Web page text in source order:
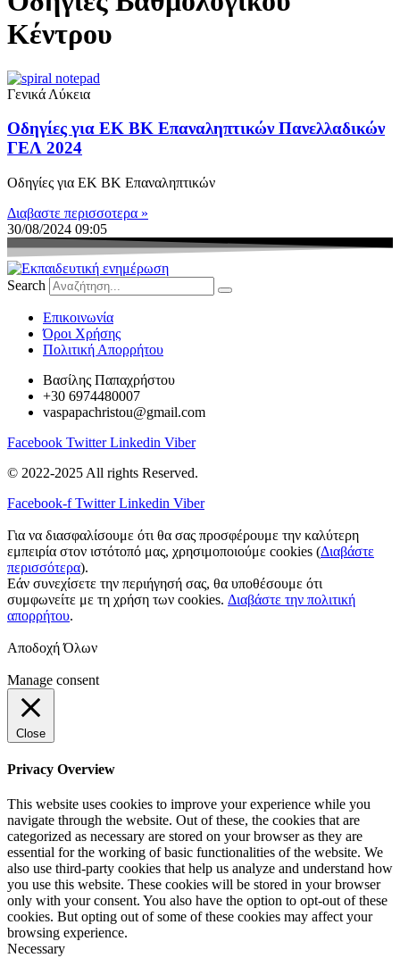
Κέντρου
Γενικά Λύκεια
Οδηγίες για ΕΚ ΒΚ Επαναληπτικών Πανελλαδικών
ΓΕΛ 2024
Οδηγίες για ΕΚ ΒΚ Επαναληπτικών
Διαβαστε περισσοτερα »
30/08/2024 09:05
Search
Eπικοινωνία
Όροι Χρήσης
Πολιτική Απορρήτου
Βασίλης Παπαχρήστου
+30 6974480007
vaspapachristou@gmail.com
Facebook Twitter Linkedin Viber
© 2022-2025 All rights Reserved.
Facebook-f Twitter Linkedin Viber
Για να διασφαλίσουμε ότι θα σας προσφέρουμε την καλύτερη
εμπειρία στον ιστότοπό μας, χρησιμοποιούμε cookies (Διαβάστε
περισσότερα).
Εάν συνεχίσετε την περιήγησή σας, θα υποθέσουμε ότι
συμφωνείτε με τη χρήση των cookies. Διαβάστε την πολιτική
απορρήτου.
Αποδοχή Όλων
Manage consent
Close
Privacy Overview
This website uses cookies to improve your experience while you
navigate through the website. Out of these, the cookies that are
categorized as necessary are stored on your browser as they are
essential for the working of basic functionalities of the website. We
also use third-party cookies that help us analyze and understand how
you use this website. These cookies will be stored in your browser
only with your consent. You also have the option to opt-out of these
cookies. But opting out of some of these cookies may affect your
browsing experience.
Necessary